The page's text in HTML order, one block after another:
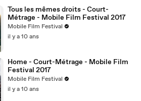
Tous les mêmes droits - Court-
Métrage - Mobile Film Festival 2017
Mobile Film Festival
il y a 10 ans
Home - Court-Métrage - Mobile Film
Festival 2017
Mobile Film Festival
il y a 10 ans